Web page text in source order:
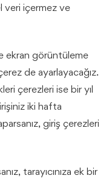
veri içermez ve
ekran görüntüleme
de ayarlayacağız.
çerezleri ise bir yıl
iki hafta
giriş çerezleri
tarayıcınıza ek bir